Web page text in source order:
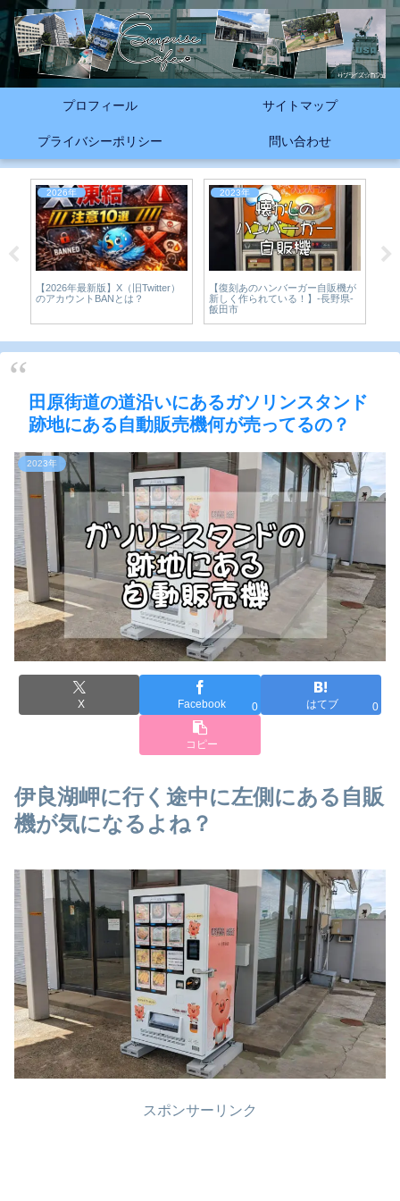
プロフィール サイトマップ
プライバシーポリシー 問い合わせ
2026年
【2026年最新版】X（旧Twitter）
のアカウントBANとは？
2023年
【復刻あのハンバーガー自販機が
新しく作られている！】-長野県-
飯田市
田原街道の道沿いにあるガソリンスタンド
跡地にある自動販売機何が売ってるの？
2023年
X Facebook 0 はてブ 0
コピー
伊良湖岬に行く途中に左側にある自販
機が気になるよね？
スポンサーリンク